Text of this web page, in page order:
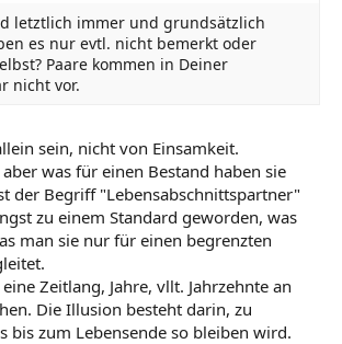
letztlich immer und grundsätzlich
es nur evtl. nicht bemerkt oder
Paare kommen in Deiner
nicht vor.
sein, nicht von Einsamkeit.
was für einen Bestand haben sie
der Begriff "Lebensabschnittspartner"
zu einem Standard geworden, was
man sie nur für einen begrenzten
Zeitlang, Jahre, vllt. Jahrzehnte an
Die Illusion besteht darin, zu
bis zum Lebensende so bleiben wird.